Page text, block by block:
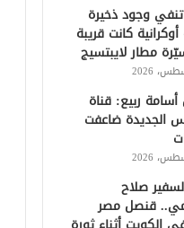
تنفي وجود ذخيرة
كانت قريبة
مطار لايبتسيج
أسامة ربيع: قناة
الجديدة ضاعفت
صلاح
قنصل مصر